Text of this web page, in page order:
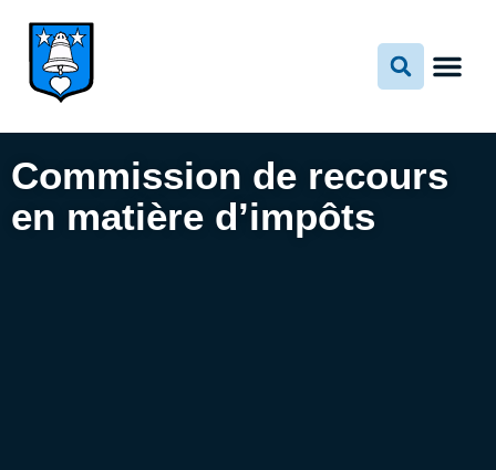
contenu
Commission de recours
en matière d’impôts